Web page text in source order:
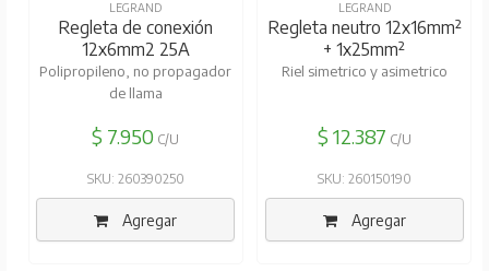
LEGRAND
Regleta de conexión
12x6mm2 25A
Polipropileno, no propagador
de llama
$ 7.950 C/U
SKU: 260390250
Agregar
LEGRAND
Regleta neutro 12x16mm²
+ 1x25mm²
Riel simetrico y asimetrico
$ 12.387 C/U
SKU: 260150190
Agregar